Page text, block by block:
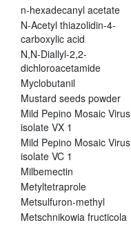
n-hexadecanyl acetate
N-Acetyl thiazolidin-4-
carboxylic acid
N,N-Diallyl-2,2-
dichloroacetamide
Myclobutanil
Mustard seeds powder
Mild Pepino Mosaic Virus
isolate VX 1
Mild Pepino Mosaic Virus
isolate VC 1
Milbemectin
Metyltetraprole
Metsulfuron-methyl
Metschnikowia fructicola